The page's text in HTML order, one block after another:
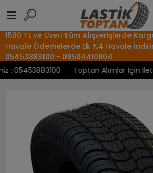
1500 TL ve Üzeri Tüm Alışverişlerde
Havale Ödemelerde Ek %4 Havale
05453883100 - 08504410804
05453883100
Toptan Alımlar İçin